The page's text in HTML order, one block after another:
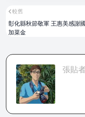
較舊
彰化縣秋節敬軍 王惠美感謝
加菜金
張貼